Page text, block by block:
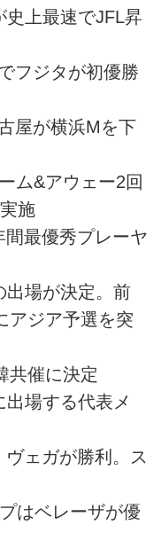
史上最速でJFL昇
フジタが初優勝
屋が横浜Mを下
ム&アウェー2回
施
間最優秀プレーヤ
出場が決定。前
アジア予選を突
共催に決定
出場する代表メ
ヴェガが勝利。ス
はベレーザが優